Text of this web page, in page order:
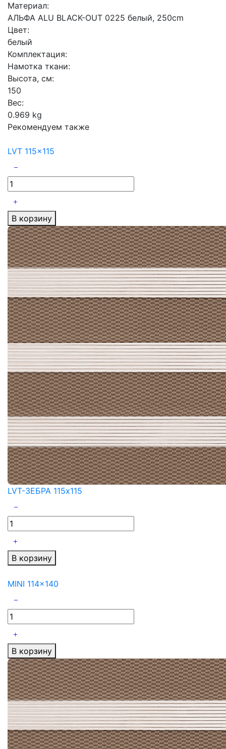
Материал:
АЛЬФА ALU BLACK-OUT 0225 белый, 250cm
Цвет:
белый
Комплектация:
Намотка ткани:
Высота, см:
150
Вес:
0.969 kg
Рекомендуем также
LVT 115x115
В корзину
LVT-ЗЕБРА 115x115
В корзину
MINI 114x140
В корзину